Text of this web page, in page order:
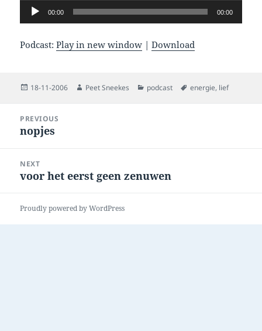
Audio
Player
00:00 00:00
Podcast:Play in new window |Download
Posted
18-11-2006 Author
Peet Sneekes Categories
podcast Tags
energie, lief
navigation
PREVIOUS
Previous
nopjes
NEXT
Next
voor het eerst geen zenuwen
Proudly powered by WordPress